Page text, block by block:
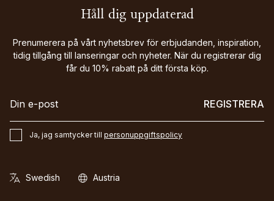
Håll dig uppdaterad
Prenumerera på vårt nyhetsbrev för erbjudanden, inspiration,
tidig tillgång till lanseringar och nyheter. När du registrerar dig
får du 10% rabatt på ditt första köp.
REGISTRERA
Ja, jag samtycker till personuppgiftspolicy